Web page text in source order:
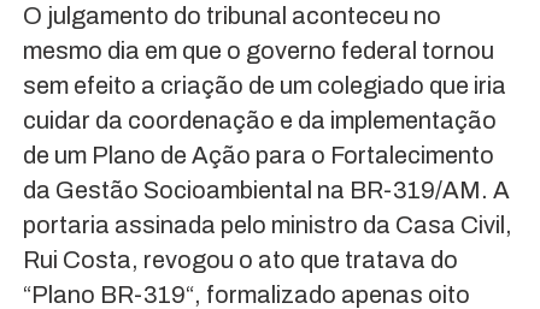
O julgamento do tribunal aconteceu no
mesmo dia em que o governo federal tornou
sem efeito a criação de um colegiado que iria
cuidar da coordenação e da implementação
de um Plano de Ação para o Fortalecimento
da Gestão Socioambiental na BR-319/AM. A
portaria assinada pelo ministro da Casa Civil,
Rui Costa, revogou o ato que tratava do
“Plano BR-319“, formalizado apenas oito